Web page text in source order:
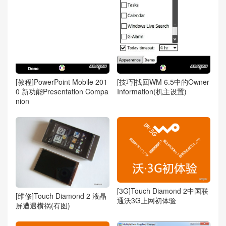
[教程]PowerPoint Mobile 201
0 新功能Presentation Compa
nion
[技巧]找回WM 6.5中的Owner
Information(机主设置)
[维修]Touch Diamond 2 液晶
屏遭遇横祸(有图)
[3G]Touch Diamond 2中国联
通沃3G上网初体验